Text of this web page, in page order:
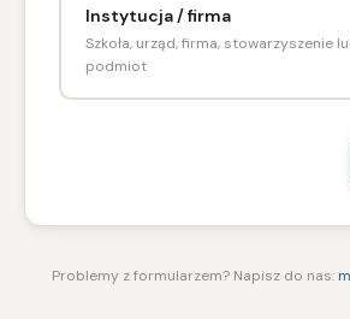
Instytucja / firma
Szkoła, urząd, firma, stowarzyszenie
podmiot
Problemy z formularzem? Napisz do nas: